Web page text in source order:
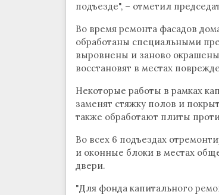
подъезде", – отметил
Во время ремонта фасадов
обработаны специальными
выровнены и заново
восстановят в местах
Некоторые работы в рамках
заменят стяжку полов и
также обработают плиты
Во всех 6 подъездах
и оконные блоки в местах
двери.
"Для фонда капитального